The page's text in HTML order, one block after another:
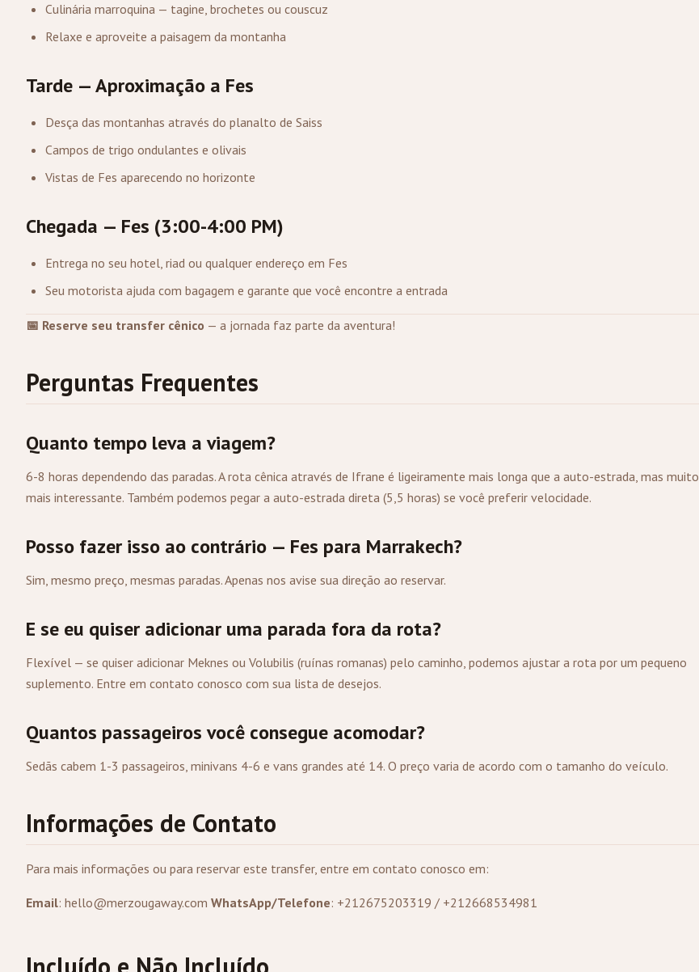
Culinária marroquina — tagine, brochetes ou couscuz
Relaxe e aproveite a paisagem da montanha
Tarde — Aproximação a Fes
Desça das montanhas através do planalto de Saiss
Campos de trigo ondulantes e olivais
Vistas de Fes aparecendo no horizonte
Chegada — Fes (3:00-4:00 PM)
Entrega no seu hotel, riad ou qualquer endereço em Fes
Seu motorista ajuda com bagagem e garante que você encontre a entrada
📅 Reserve seu transfer cênico — a jornada faz parte da aventura!
Perguntas Frequentes
Quanto tempo leva a viagem?
6-8 horas dependendo das paradas. A rota cênica através de Ifrane é ligeiramente mais longa que a auto-estrada, mas muito
mais interessante. Também podemos pegar a auto-estrada direta (5,5 horas) se você preferir velocidade.
Posso fazer isso ao contrário — Fes para Marrakech?
Sim, mesmo preço, mesmas paradas. Apenas nos avise sua direção ao reservar.
E se eu quiser adicionar uma parada fora da rota?
Flexível — se quiser adicionar Meknes ou Volubilis (ruínas romanas) pelo caminho, podemos ajustar a rota por um pequeno
suplemento. Entre em contato conosco com sua lista de desejos.
Quantos passageiros você consegue acomodar?
Sedãs cabem 1-3 passageiros, minivans 4-6 e vans grandes até 14. O preço varia de acordo com o tamanho do veículo.
Informações de Contato
Para mais informações ou para reservar este transfer, entre em contato conosco em:
Email: hello@merzougaway.com WhatsApp/Telefone: +212675203319 / +212668534981